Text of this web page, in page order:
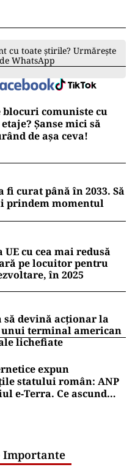
cu toate știrile? Urmărește
WhatsApp
comuniste cu
Șanse mici să
de așa ceva!
fi curat până în 2033. Să
prindem momentul
cu cea mai redusă
pe locuitor pentru
în 2025
să devină acționar la
terminal american
lichefiate
expun
statului român: ANP
e‑Terra. Ce ascund